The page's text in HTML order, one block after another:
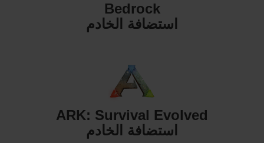
Bedrock
استضافة الخادم
ARK: Survival Evolved
استضافة الخادم